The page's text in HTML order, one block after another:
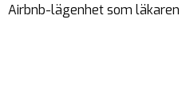
Airbnb-lägenhet som läkaren